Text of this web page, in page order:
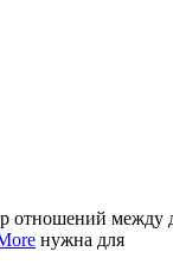
отношений между
нужна для